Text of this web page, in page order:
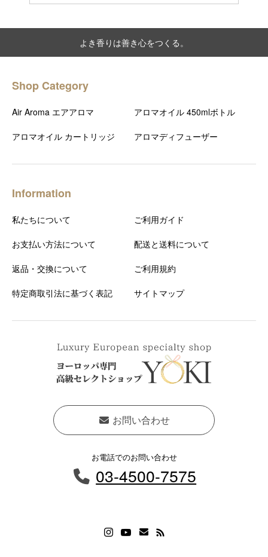
よき香りは善き心をつくる。
Shop Category
Air Aroma エアアロマ アロマオイル 450mlボトル
アロマオイル カートリッジ アロマディフューザー
Information
私たちについて ご利用ガイド
お支払い方法について 配送と送料について
返品・交換について ご利用規約
特定商取引法に基づく表記 サイトマップ
お問い合わせ
お電話でのお問い合わせ
03-4500-7575